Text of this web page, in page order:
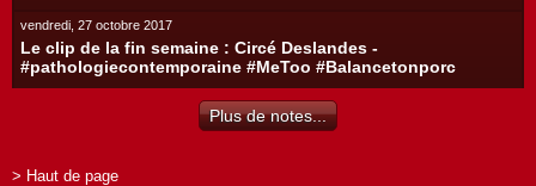
vendredi, 27 octobre 2017
Le clip de la fin semaine : Circé Deslandes -
#pathologiecontemporaine #MeToo #Balancetonporc
Plus de notes...
> Haut de page